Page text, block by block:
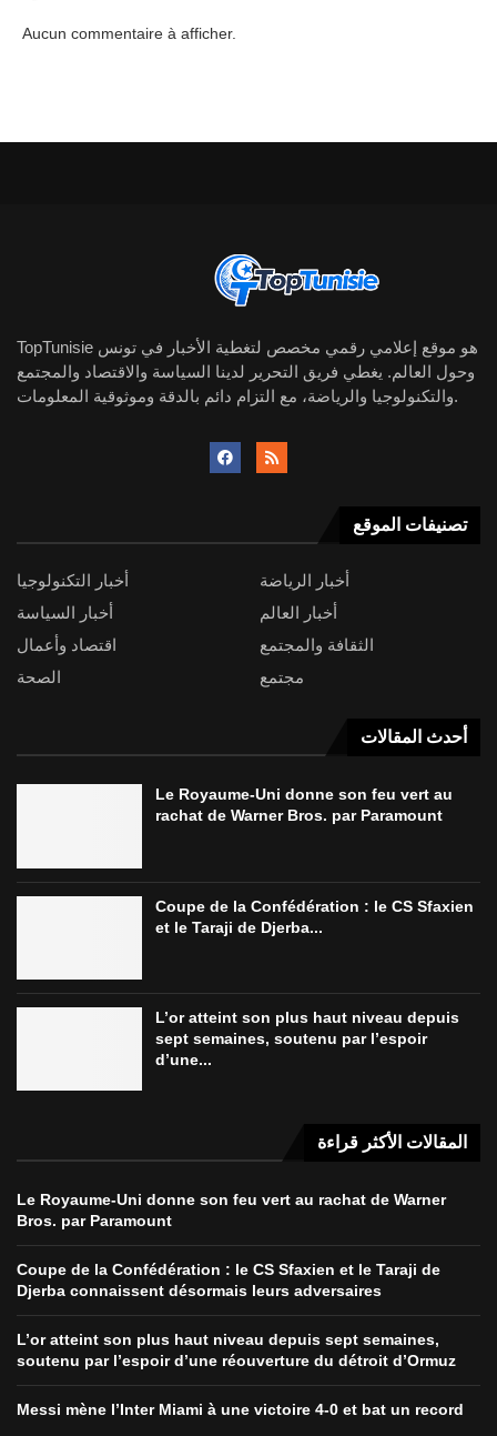
Aucun commentaire à afficher.
TopTunisie هو موقع إعلامي رقمي مخصص لتغطية الأخبار في تونس
وحول العالم. يغطي فريق التحرير لدينا السياسة والاقتصاد والمجتمع
والتكنولوجيا والرياضة، مع التزام دائم بالدقة وموثوقية المعلومات.
تصنيفات الموقع
أخبار التكنولوجيا
أخبار الرياضة
أخبار السياسة
أخبار العالم
اقتصاد وأعمال
الثقافة والمجتمع
الصحة
مجتمع
أحدث المقالات
Le Royaume-Uni donne son feu vert au
rachat de Warner Bros. par Paramount
Coupe de la Confédération : le CS Sfaxien
et le Taraji de Djerba...
L’or atteint son plus haut niveau depuis
sept semaines, soutenu par l’espoir
d’une...
المقالات الأكثر قراءة
Le Royaume-Uni donne son feu vert au rachat de Warner
Bros. par Paramount
Coupe de la Confédération : le CS Sfaxien et le Taraji de
Djerba connaissent désormais leurs adversaires
L’or atteint son plus haut niveau depuis sept semaines,
soutenu par l’espoir d’une réouverture du détroit d’Ormuz
Messi mène l’Inter Miami à une victoire 4-0 et bat un record